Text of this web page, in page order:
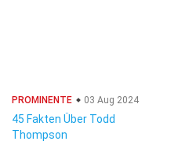
PROMINENTE 03 Aug 2024
45 Fakten Über Todd
Thompson